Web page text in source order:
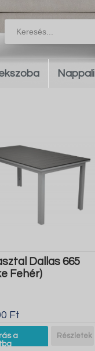
Nappali
Dallas 665
Fehér)
Ft
a
Részletek